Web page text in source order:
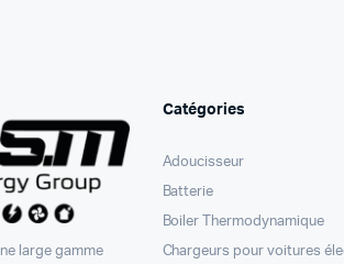
large gamme
Catégories
Adoucisseur
Batterie
Boiler Thermodynamique
Chargeurs pour voitures